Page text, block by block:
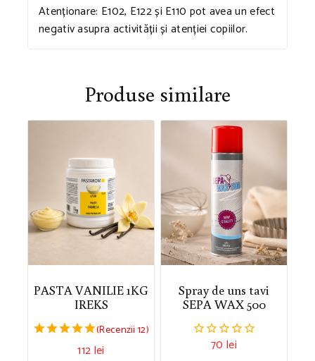
Atenționare: E102, E122 și E110 pot avea un efect
negativ asupra activității și atenției copiilor.
Produse similare
PASTA VANILIE 1KG
IREKS
(Recenzii 12)
112lei
Spray de uns tavi
SEPA WAX 500
70 lei